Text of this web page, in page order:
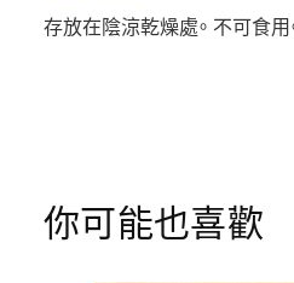
存放在陰涼乾燥處。 不可食
你可能也喜歡